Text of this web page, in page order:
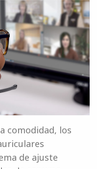
comodidad, los
de ajuste